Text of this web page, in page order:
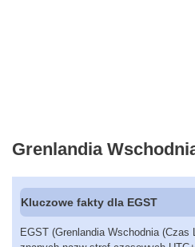
Grenlandia
Kluczowe fakty dla EGST
EGST (Grenlandia Wschodnia (Czas